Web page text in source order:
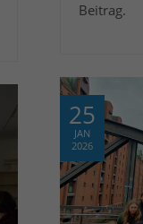
Beitrag.
25
JAN
2026